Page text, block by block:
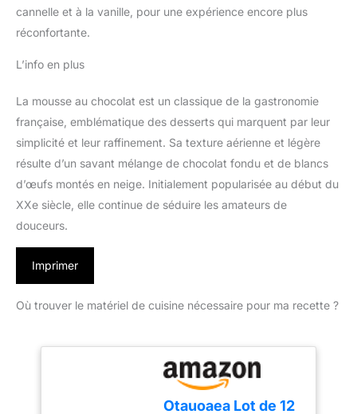
cannelle et à la vanille, pour une expérience encore plus
réconfortante.
L’info en plus
La mousse au chocolat est un classique de la gastronomie
française, emblématique des desserts qui marquent par leur
simplicité et leur raffinement. Sa texture aérienne et légère
résulte d’un savant mélange de chocolat fondu et de blancs
d’œufs montés en neige. Initialement popularisée au début du
XXe siècle, elle continue de séduire les amateurs de
douceurs.
Imprimer
Où trouver le matériel de cuisine nécessaire pour ma recette ?
Otauoaea Lot de 12